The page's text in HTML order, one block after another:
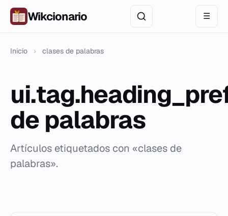
Wikcionario ☰
Inicio › clases de palabras
de palabras
Artículos etiquetados con «clases de
palabras».